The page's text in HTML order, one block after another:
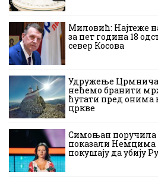
Миловић: Најтеже
за пет година 18
север Косова
Удружење
нећемо бранити
ћутати пред онима
цркве
Симоњан поручила
показали Немцима
покушају да убију